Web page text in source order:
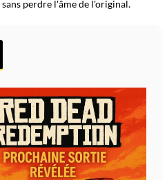
perdre l'âme de l'original.